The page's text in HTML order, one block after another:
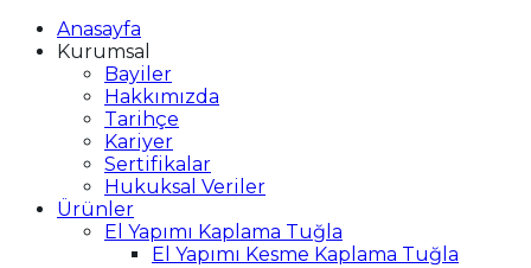
Anasayfa
Kurumsal
Bayiler
Hakkımızda
Tarihçe
Kariyer
Sertifikalar
Hukuksal Veriler
Ürünler
El Yapımı Kaplama Tuğla
El Yapımı Kesme Kaplama Tuğla